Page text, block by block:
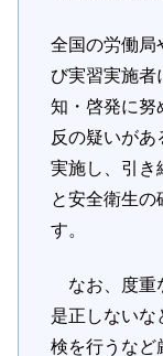
全国の労働局
び実習実施者
知・啓発に努
反の疑いがあ
実施し、引き
と安全衛生の
す。
なお、度重
是正しないな
検を行うなど